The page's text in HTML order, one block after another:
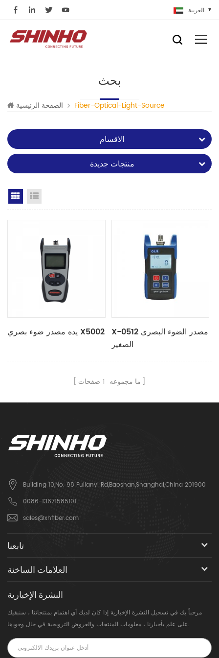
العربية
بحث
الصفحة الرئيسية Fiber-Optical-Light-Source
الاقسام
منتجات جديدة
Grid View
يده مصدر ضوء بصري X5002 X-0512 مصدر الضوء البصري
الصغير
ما مجموعه 1 صفحات
Building 10,No. 98 Fulianyi Rd,Baoshan,Shanghai,China 201900
0086-13671585101
sales@xhfiber.com
تابعنا
العلامات الساخنة
النشرة الإخبارية
مرحباً بك في تسجيل النشرة الإخبارية إذا كان لديك أي اهتمام بمنتجاتنا ، سنبقيك
على علم بأخبارنا ، معلومات المنتجات والعروض الترويجية في حال وجودها.